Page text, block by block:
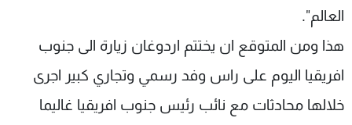
العالم".
هذا ومن المتوقع ان يختتم اردوغان زيارة الى جنوب
افريقيا اليوم على راس وفد رسمي وتجاري كبير اجرى
خلالها محادثات مع نائب رئيس جنوب افريقيا غاليما